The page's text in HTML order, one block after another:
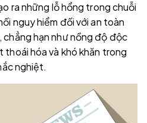
ra những lỗ hổng trong chuỗi
nguy hiểm đối với an toàn
hạn như nồng độ độc
hóa và khó khăn trong
nghiệt.